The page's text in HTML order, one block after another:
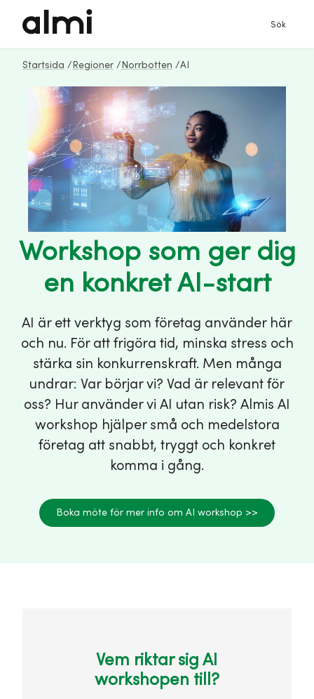
Sök
Startsida / Regioner / Norrbotten /AI
Workshop som ger dig
en konkret AI-start
AI är ett verktyg som företag använder här
och nu. För att frigöra tid, minska stress och
stärka sin konkurrenskraft. Men många
undrar: Var börjar vi? Vad är relevant för
oss? Hur använder vi AI utan risk? Almis AI
workshop hjälper små och medelstora
företag att snabbt, tryggt och konkret
komma i gång.
Boka möte för mer info om AI workshop >>
Vem riktar sig AI
workshopen till?